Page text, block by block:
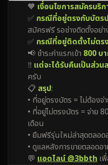
🧡 เงื่อนไขการสมัครบริ
✅ กรณีที่อยู่ตรงกับบัตรป
สมัครฟรี รอช่างติดตั้งอย่า
✅ กรณีที่อยู่ติดตั้งไม่ตร
📢 ชำระค่าแรกเข้า 800 บ
‼️ แต่จะได้รับคืนเป็นส่วน
ครับ
📋 สรุป:
• ที่อยู่ตรงบัตร = ไม่ต้องจ่
• ที่อยู่ไม่ตรงบัตร = จ่าย
เดือน
• ยืมฟรีรุ่นใหม่ล่าสุดตลอด
• ดูแลหลังการขายตลอดอ
💬 แอดไลน์ @3bbth เ